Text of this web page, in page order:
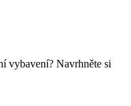
vybavení? Navrhněte si